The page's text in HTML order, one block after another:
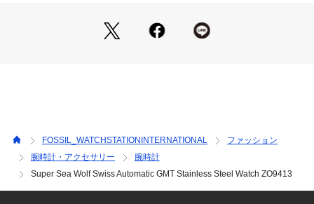
※【充電式でないクオーツ製品の場合】お買い上げいただきま
した時計にセットされている電池は、機能や性能に問題がない
かをチェックするモニター電池となっております。お買い上げ
いただくまでの期間にも電池はある程度消耗するものでご購入
FOSSIL_WATCHSTATIONINTERNATIONAL
ファッション
腕時計・アクセサリー
腕時計
Super Sea Wolf Swiss Automatic GMT Stainless Steel Watch ZO9413